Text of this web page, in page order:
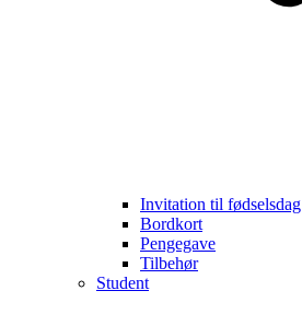
Invitation til fødselsdag
Bordkort
Pengegave
Tilbehør
Student